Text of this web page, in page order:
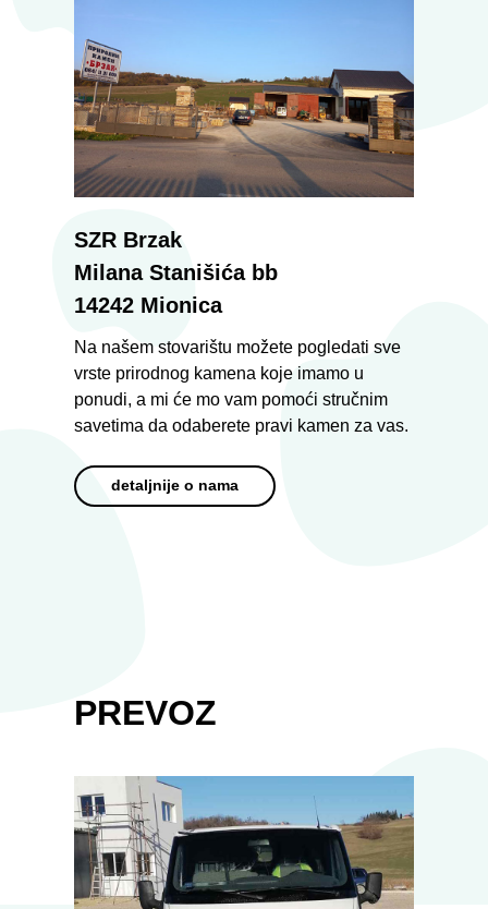
SZR Brzak
Milana Stanišića bb
14242 Mionica
Na našem stovarištu možete pogledati sve
vrste prirodnog kamena koje imamo u
ponudi, a mi će mo vam pomoći stručnim
savetima da odaberete pravi kamen za vas.
detaljnije o nama
PREVOZ